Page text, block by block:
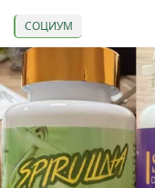
СОЦИУМ